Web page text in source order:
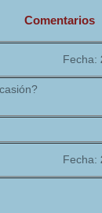
Comentarios
Fecha:
Fecha: